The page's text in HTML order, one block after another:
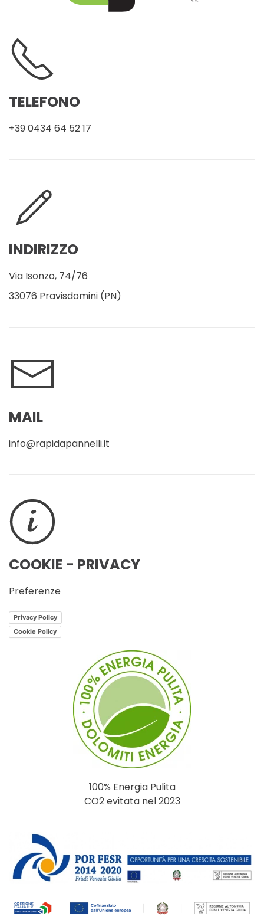
TELEFONO
+39 0434 64 52 17
INDIRIZZO
Via Isonzo, 74/76
33076 Pravisdomini (PN)
MAIL
info@rapidapannelli.it
COOKIE - PRIVACY
Preferenze
Privacy Policy
Cookie Policy
100% Energia Pulita
CO2 evitata nel 2023